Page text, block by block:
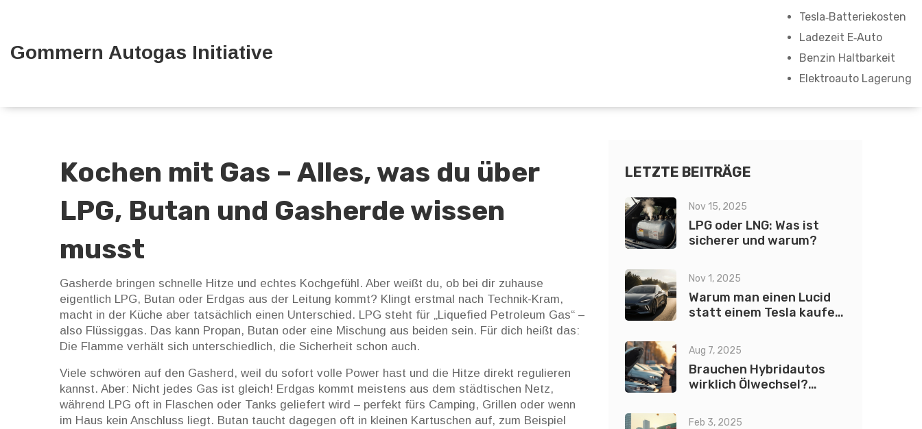
Gommern Autogas Initiative
Tesla‑Batteriekosten
Ladezeit E‑Auto
Benzin Haltbarkeit
Elektroauto Lagerung
Kochen mit Gas – Alles, was du über
LPG, Butan und Gasherde wissen
musst
Gasherde bringen schnelle Hitze und echtes Kochgefühl. Aber weißt du, ob bei dir zuhause
eigentlich LPG, Butan oder Erdgas aus der Leitung kommt? Klingt erstmal nach Technik-Kram,
macht in der Küche aber tatsächlich einen Unterschied. LPG steht für „Liquefied Petroleum Gas“ –
also Flüssiggas. Das kann Propan, Butan oder eine Mischung aus beiden sein. Für dich heißt das:
Die Flamme verhält sich unterschiedlich, die Sicherheit schon auch.
Viele schwören auf den Gasherd, weil du sofort volle Power hast und die Hitze direkt regulieren
kannst. Aber: Nicht jedes Gas ist gleich! Erdgas kommt meistens aus dem städtischen Netz,
während LPG oft in Flaschen oder Tanks geliefert wird – perfekt fürs Camping, Grillen oder wenn
im Haus kein Anschluss liegt. Butan taucht dagegen oft in kleinen Kartuschen auf, zum Beispiel
LETZTE BEITRÄGE
Nov 15, 2025
LPG oder LNG: Was ist
sicherer und warum?
Nov 1, 2025
Warum man einen Lucid
statt einem Tesla kaufen
Aug 7, 2025
Brauchen Hybridautos
wirklich Ölwechsel?
Hybrid-Besitzer
Feb 3, 2025